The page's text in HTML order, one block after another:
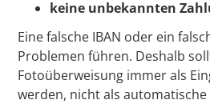
keine unbekannten
Eine falsche IBAN oder ein
Problemen führen. Deshalb
Fotoüberweisung immer als
werden, nicht als automatische